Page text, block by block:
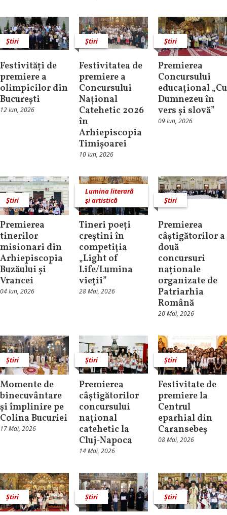
Știri
Festivități de
premiere a
olimpicilor din
București
12 Iun, 2026
Știri
Festivitatea de
premiere a
Concursului
Național
Catehetic 2026
în
Arhiepiscopia
Timișoarei
10 Iun, 2026
Știri
Premierea
Concursului
educațional „Cu
Dumnezeu în
vers și slovă”
09 Iun, 2026
Știri
Premierea
tinerilor
misionari din
Arhiepiscopia
Buzăului și
Vrancei
04 Iun, 2026
Lumina literară
şi artistică
Tineri poeți
creștini în
competiția
„Light of
Life/Lumina
vieții”
28 Mai, 2026
Știri
Premierea
câștigătorilor a
două
concursuri
naționale
organizate de
Patriarhia
Română
20 Mai, 2026
Știri
Momente de
binecuvântare
și împlinire pe
Colina Bucuriei
17 Mai, 2026
Știri
Premierea
câștigătorilor
concursului
național
catehetic la
Cluj-Napoca
14 Mai, 2026
Știri
Festivitate de
premiere la
Centrul
eparhial din
Caransebeș
08 Mai, 2026
Știri Știri Știri